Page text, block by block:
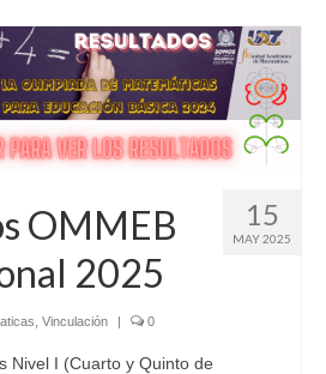
15
MAY 2025
OMMEB
2025
Vinculación | 0
Nivel I (Cuarto y Quinto de